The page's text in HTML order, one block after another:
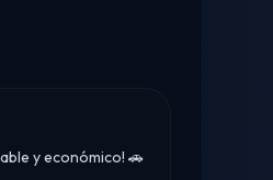
y económico! 🚗